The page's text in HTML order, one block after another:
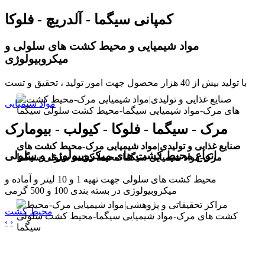
کمپانی سیگما - آلدریچ - فلوکا
مواد شیمیایی و محیط کشت های سلولی و
میکروبیولوژی
با تولید بیش از 40 هزار محصول جهت امور تولید ، تحقیق و تست
مواد شیمیایی
مرک - سیگما - فلوکا - کیولب - بیومارک
انواع محیط کشت های میکروبیولوژی و سلولی
محیط کشت های سلولی جهت تهیه 1 و 10 لیتر و آماده و
میکروبیولوژی در بسته بندی 100 و 500 گرمی
محیط کشت
‹ ›
صنایع غذایی و تولیدی|مواد شیمیایی مرک-محیط کشت های
مرک-مواد شیمیایی سیگما-محیط کشت سلولی سیگما